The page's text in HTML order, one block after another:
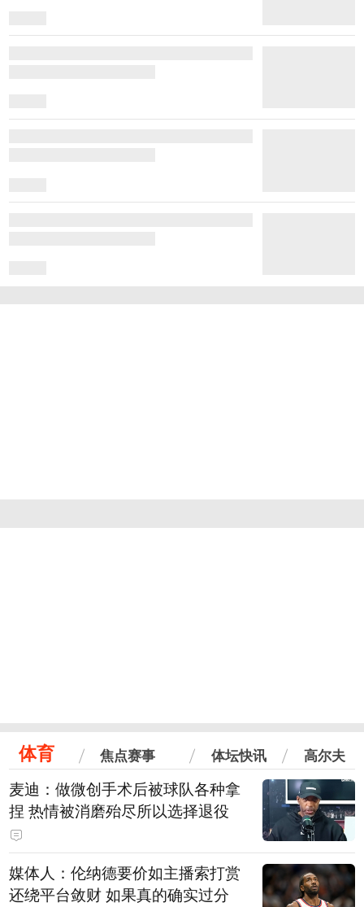
体育 焦点赛事 体坛快讯 高尔夫
麦迪：做微创手术后被球队各种拿
捏 热情被消磨殆尽所以选择退役
媒体人：伦纳德要价如主播索打赏
还绕平台敛财 如果真的确实过分